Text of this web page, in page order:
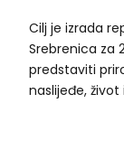
Cilj je izrada
Srebrenica za
predstaviti
naslijeđe,